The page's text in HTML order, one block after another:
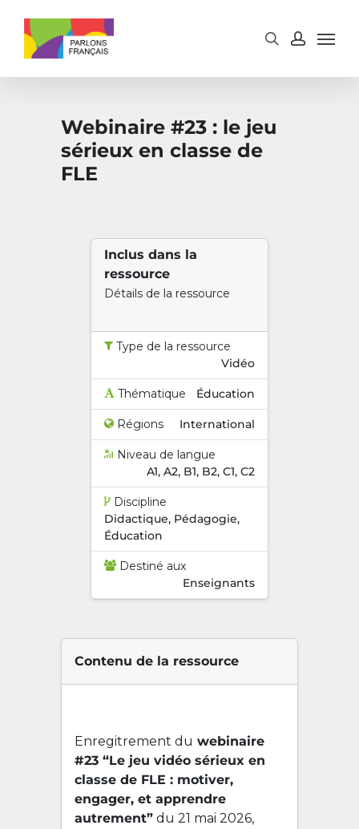
Webinaire #23 : le jeu
sérieux en classe de
FLE
Inclus dans la
ressource
Détails de la ressource
Type de la ressource
Vidéo
Thématique Éducation
Régions International
Niveau de langue
A1, A2, B1, B2, C1, C2
Discipline
Didactique, Pédagogie,
Éducation
Destiné aux
Enseignants
Contenu de la ressource
Enregitrement du webinaire
#23 “Le jeu vidéo sérieux en
classe de FLE : motiver,
engager, et apprendre
autrement” du 21 mai 2026,